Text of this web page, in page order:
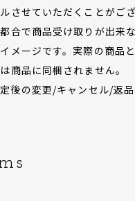
させていただくことがござ
合で商品受け取りが出来
メージです。実際の商品
商品に同梱されません。
後の変更/キャンセル/返